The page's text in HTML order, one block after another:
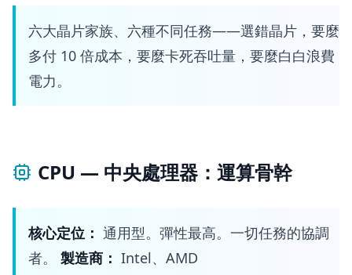
六大晶片家族、六種不同任務——選錯晶片，要麼
多付 10 倍成本，要麼卡死吞吐量，要麼白白浪費
電力。
CPU — 中央處理器：運算骨幹
核心定位： 通用型。彈性最高。一切任務的協調
者。 製造商： Intel、AMD